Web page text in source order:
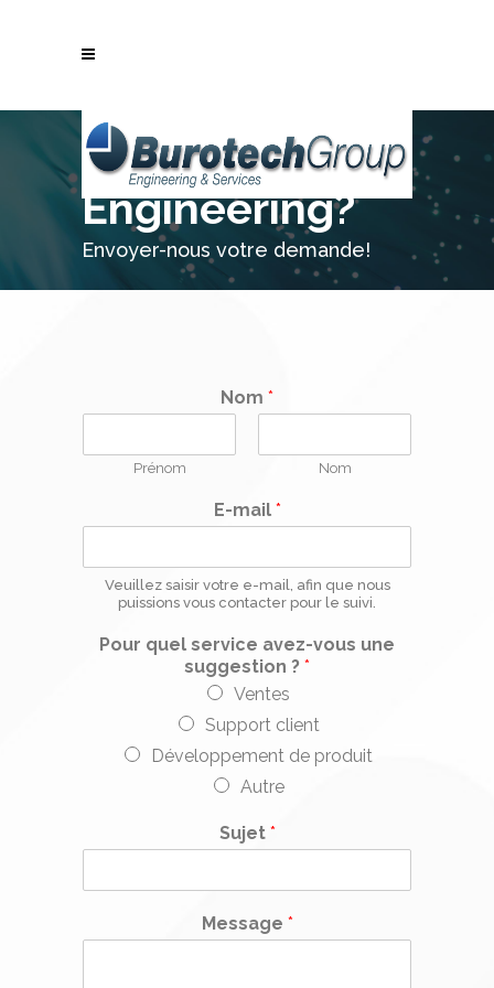
Besoins en
Engineering?
Envoyer-nous votre demande!
Nom *
Prénom Nom
E-mail *
Veuillez saisir votre e-mail, afin que nous
puissions vous contacter pour le suivi.
Pour quel service avez-vous une
suggestion ? *
Ventes
Support client
Développement de produit
Autre
Sujet *
Message *